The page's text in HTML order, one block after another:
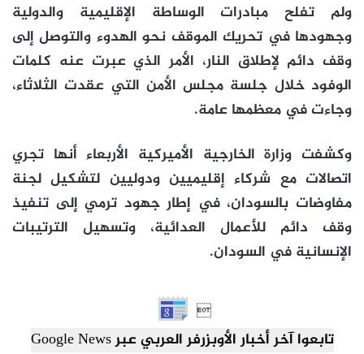
ولم تفلح مبادرات الوساطة الإقليمية والدولية
وجهودها في تحريك الموقف نحو الهدوء والتوصل إلى
وقف دائم لإطلاق النار، الأمر الذي عبرت عنه كلمات
الوفود خلال جلسة مجلس الأمن التي عقدت الثلاثاء،
وجاءت في معظمها عامة.
وكشفت وزارة الخارجية الأميركية الأربعاء أنها تجري
اتصالات مع شركاء إقليميين ودوليين لتشكيل لجنة
مفاوضات بالسودان، في إطار جهود ترمي إلى تنفيذ
وقف دائم للأعمال العدائية، وتسهيل الترتيبات
الإنسانية في السودان.

تابعوا آخر أخبار الأوبزرفر العربي عبر Google News